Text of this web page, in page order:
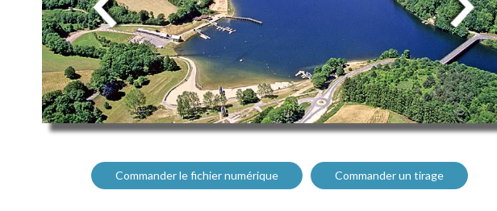
Commander le fichier numérique Commander un tirage